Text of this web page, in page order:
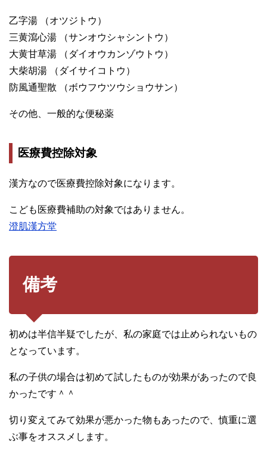
乙字湯 （オツジトウ）
三黄瀉心湯 （サンオウシャシントウ）
大黄甘草湯 （ダイオウカンゾウトウ）
大柴胡湯 （ダイサイコトウ）
防風通聖散 （ボウフウツウショウサン）
その他、一般的な便秘薬
医療費控除対象
漢方なので医療費控除対象になります。
こども医療費補助の対象ではありません。
澄肌漢方堂
備考
初めは半信半疑でしたが、私の家庭では止められないもの
となっています。
私の子供の場合は初めて試したものが効果があったので良
かったです＾＾
切り変えてみて効果が悪かった物もあったので、慎重に選
ぶ事をオススメします。